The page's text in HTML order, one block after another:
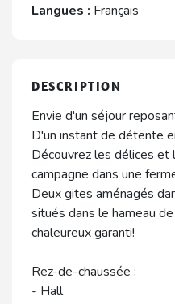
Langues : Français
DESCRIPTION
Envie d'un séjour
D'un instant de détente
Découvrez les délices et
campagne dans une
Deux gites aménagés
situés dans le hameau
chaleureux garanti!
Rez-de-chaussée :
- Hall